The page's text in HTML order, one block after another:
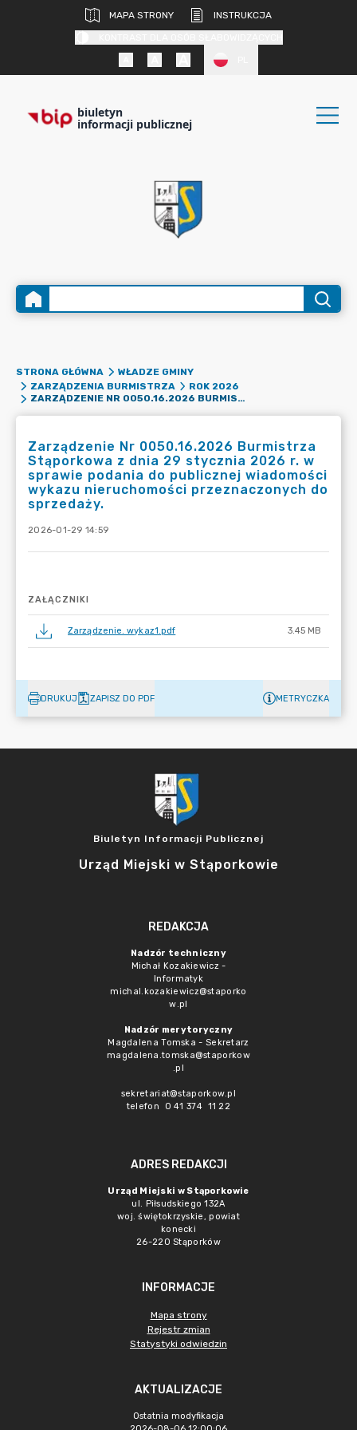
MAPA STRONY
INSTRUKCJA
biuletyn
informacji publicznej
STRONA GŁÓWNA
WŁADZE GMINY
ZARZĄDZENIA BURMISTRZA
ROK 2026
ZARZĄDZENIE NR 0050.16.2026 BURMISTRZA STĄPORKOWA Z DNIA 29 STYCZNIA 2026 R. W SPRAWIE PODANIA DO PUBLICZNEJ WIADOMOŚCI WYKAZU NIERUCHOMOŚCI PRZEZNACZONYCH DO SPRZEDAŻY.
Zarządzenie Nr 0050.16.2026 Burmistrza
Stąporkowa z dnia 29 stycznia 2026 r. w
sprawie podania do publicznej wiadomości
wykazu nieruchomości przeznaczonych do
sprzedaży.
2026-01-29 14:59
ZAŁĄCZNIKI
Zarządzenie. wykaz1.pdf 3.45 MB
DRUKUJ ZAPISZ DO PDF METRYCZKA
Biuletyn Informacji Publicznej
Urząd Miejski w Stąporkowie
REDAKCJA
Nadzór techniczny
Michał Kozakiewicz -
Informatyk
michal.kozakiewicz@staporko
w.pl
Nadzór merytoryczny
Magdalena Tomska - Sekretarz
magdalena.tomska@staporkow
.pl
sekretariat@staporkow.pl
telefon 0 41 374 11 22
ADRES REDAKCJI
Urząd Miejski w Stąporkowie
ul. Piłsudskiego 132A
woj. świętokrzyskie, powiat
konecki
26-220 Stąporków
INFORMACJE
Mapa strony
Rejestr zmian
Statystyki odwiedzin
AKTUALIZACJE
Ostatnia modyfikacja